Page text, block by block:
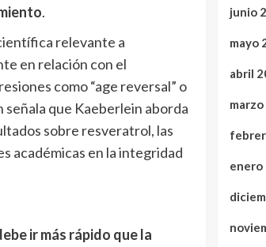
.
relevante a
en relación con el
como “age reversal” o
que Kaeberlein aborda
sobre resveratrol, las
académicas en la integridad
ir más rápido que la
junio
mayo
abril
enero